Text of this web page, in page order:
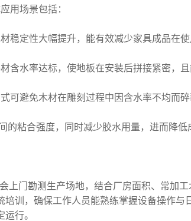
用场景包括：
稳定性大幅提升，能有效减少家具成品在
含水率达标，使地板在安装后拼接紧密，
可避免木材在雕刻过程中因含水率不均而
粘合强度，同时减少胶水用量，进而降
上门勘测生产场地，结合厂房面积、常加
训，确保工作人员能熟练掌握设备操作与
行。